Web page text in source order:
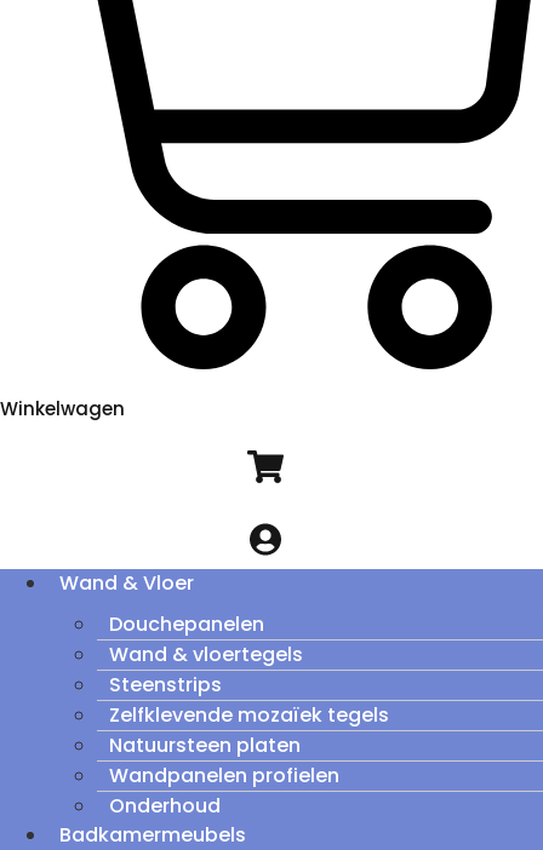
Winkelwagen
Wand & Vloer
Douchepanelen
Wand & vloertegels
Steenstrips
Zelfklevende mozaïek tegels
Natuursteen platen
Wandpanelen profielen
Onderhoud
Badkamermeubels